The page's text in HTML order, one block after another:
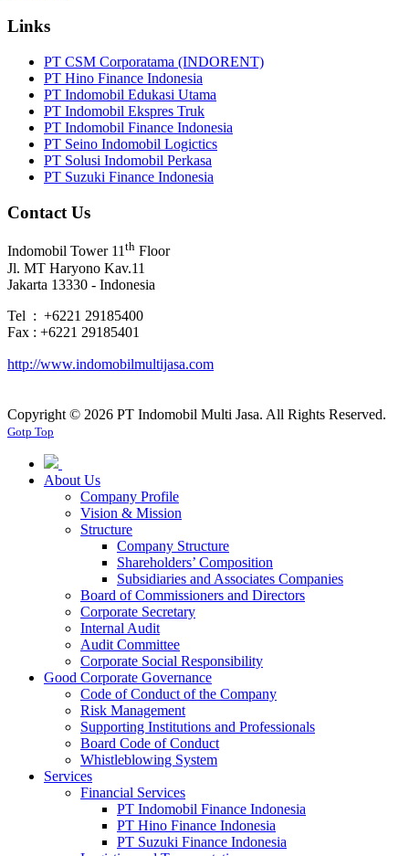
Links
PT CSM Corporatama (INDORENT)
PT Hino Finance Indonesia
PT Indomobil Edukasi Utama
PT Indomobil Ekspres Truk
PT Indomobil Finance Indonesia
PT Seino Indomobil Logictics
PT Solusi Indomobil Perkasa
PT Suzuki Finance Indonesia
Contact Us
Indomobil Tower 11th Floor
Jl. MT Haryono Kav.11
Jakarta 13330 - Indonesia
Tel : +6221 29185400
Fax : +6221 29185401
http://www.indomobilmultijasa.com
Copyright © 2026 PT Indomobil Multi Jasa. All Rights Reserved.
Gotp Top
About Us
Company Profile
Vision & Mission
Structure
Company Structure
Shareholders’ Composition
Subsidiaries and Associates Companies
Board of Commissioners and Directors
Corporate Secretary
Internal Audit
Audit Committee
Corporate Social Responsibility
Good Corporate Governance
Code of Conduct of the Company
Risk Management
Supporting Institutions and Professionals
Board Code of Conduct
Whistleblowing System
Services
Financial Services
PT Indomobil Finance Indonesia
PT Hino Finance Indonesia
PT Suzuki Finance Indonesia